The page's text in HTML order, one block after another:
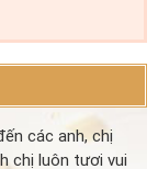
các anh, chị
chị luôn tươi vui